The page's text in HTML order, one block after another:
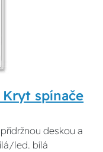
Kryt spínače
deskou a
led. bílá